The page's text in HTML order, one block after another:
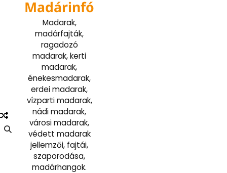
Madárinfó
Madarak,
madárfajták,
ragadozó
madarak, kerti
madarak,
énekesmadarak,
erdei madarak,
vízparti madarak,
nádi madarak,
városi madarak,
védett madarak
jellemzői, fajtái,
szaporodása,
madárhangok.